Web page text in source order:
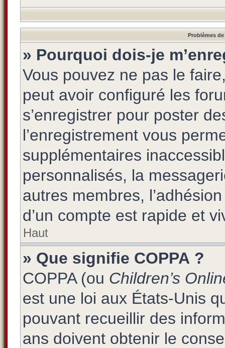
Problèmes
» Pourquoi dois-je
Vous pouvez ne pas le
peut avoir configuré les
s’enregistrer pour poster
l’enregistrement vous
supplémentaires
personnalisés, la
autres membres,
d’un compte est rapide et
Haut
» Que signifie COPPA ?
COPPA (ou Children’s
est une loi aux États-Unis
pouvant recueillir des
ans doivent obtenir le